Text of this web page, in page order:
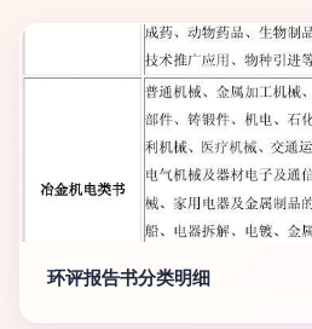
环评报告书分类明细